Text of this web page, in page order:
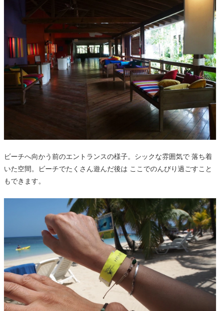
ビーチへ向かう前のエントランスの様子。シックな雰囲気で 落ち着
いた空間。ビーチでたくさん遊んだ後は ここでのんびり過ごすこと
もできます。